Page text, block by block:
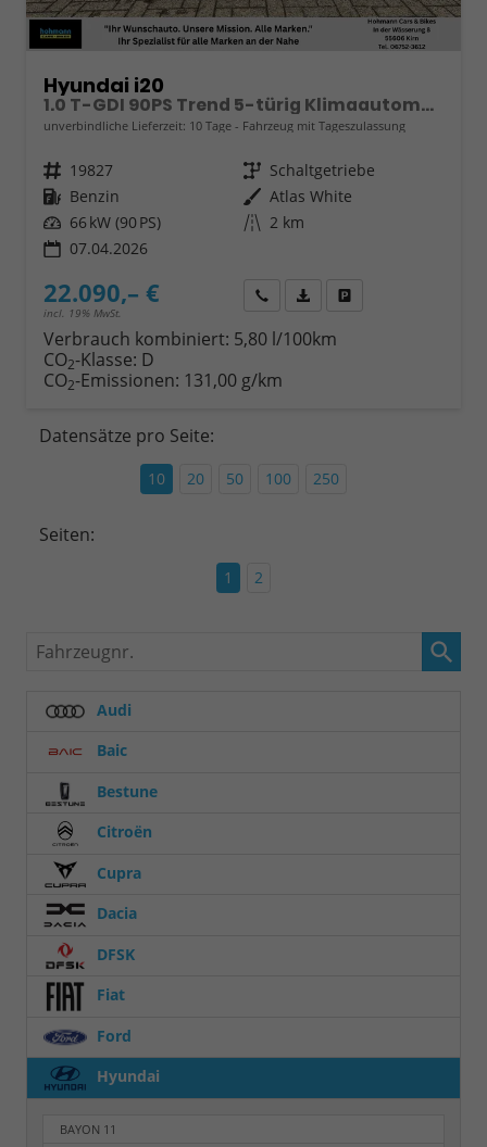
Hyundai i20
1.0 T-GDI 90PS Trend 5-türig Klimaautomatik Sitzheizung Lenkradheizung Rückf.Kamera PDC Apple CarPlay Android Auto Tempomat Touchscreen 16"LM
unverbindliche Lieferzeit: 10 Tage Fahrzeug mit Tageszulassung
Fahrzeugnr. 19827 Getriebe Schaltgetriebe
Kraftstoff Benzin Außenfarbe Atlas White
Leistung 66 kW (90 PS) Kilometerstand 2 km
07.04.2026
22.090,– €
incl. 19% MwSt.
Wir rufen Sie anFahrzeugexposé (PDF)
Verbrauch kombiniert: 5,80 l/100km
CO2-Klasse: D
CO2-Emissionen: 131,00 g/km
Datensätze pro Seite:
10 20 50 100 250
Seiten:
1 2
Fahrzeugnr.
Audi
Baic
Bestune
Citroën
Cupra
Dacia
DFSK
Fiat
Ford
Hyundai
BAYON 11